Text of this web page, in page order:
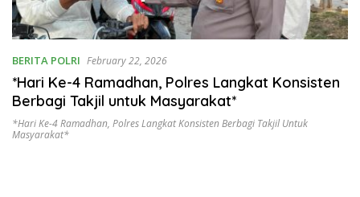
BERITA POLRI February 22, 2026
*Hari Ke-4 Ramadhan, Polres Langkat Konsisten
Berbagi Takjil untuk Masyarakat*
*Hari Ke-4 Ramadhan, Polres Langkat Konsisten Berbagi Takjil Untuk
Masyarakat*